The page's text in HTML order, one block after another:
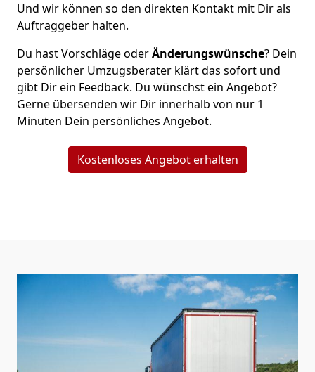
Und wir können so den direkten Kontakt mit Dir als
Auftraggeber halten.
Du hast Vorschläge oderÄnderungswünsche? Dein
persönlicher Umzugsberater klärt das sofort und
gibt Dir ein Feedback. Du wünschst ein Angebot?
Gerne übersenden wir Dir innerhalb von nur 1
Minuten Dein persönliches Angebot.
Kostenloses Angebot erhalten